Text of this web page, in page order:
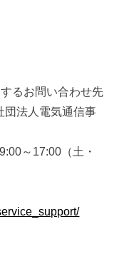
るお問い合わせ先
団法人電気通信事
～17:00（土・